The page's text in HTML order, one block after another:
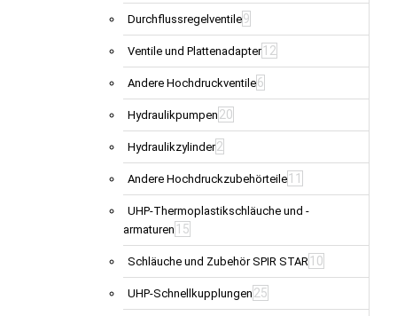
Durchflussregelventile9
Ventile und Plattenadapter 12
Andere Hochdruckventile6
Hydraulikpumpen 20
Hydraulikzylinder2
Andere Hochdruckzubehörteile 11
UHP-Thermoplastikschläuche und -
armaturen 15
Schläuche und Zubehör SPIR STAR 10
UHP-Schnellkupplungen 25